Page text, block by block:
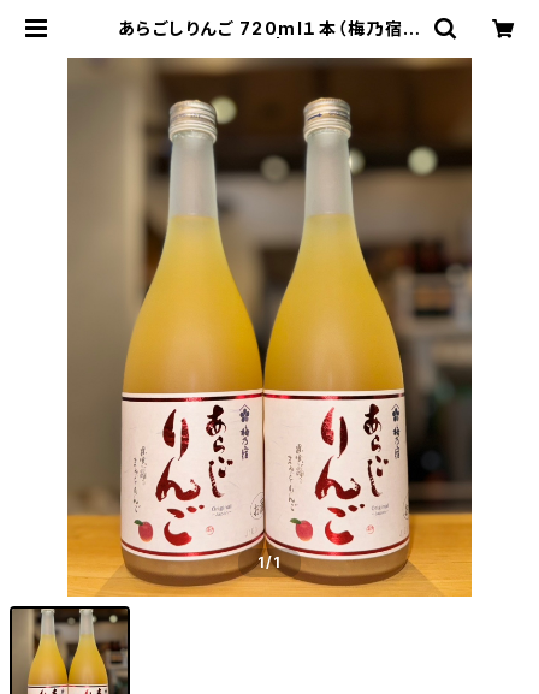
あらごしりんご 720ml１本（梅乃宿酒
原酒店｜創業1928年・広島の日本
1/1